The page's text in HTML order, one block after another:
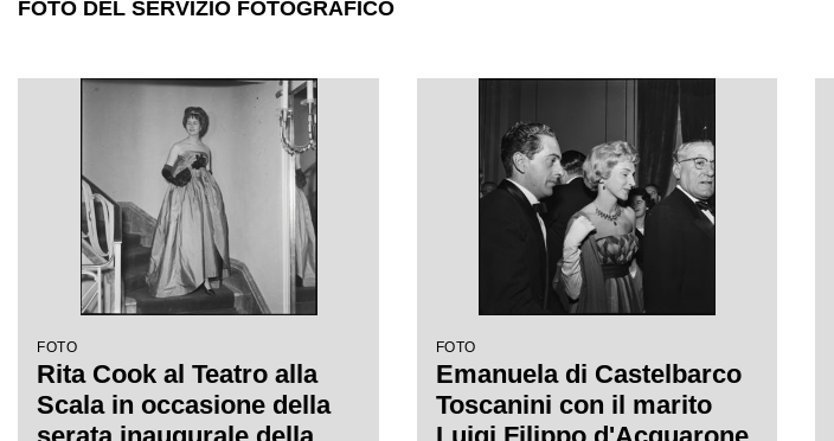
FOTO DEL SERVIZIO FOTOGRAFICO
FOTO
Rita Cook al Teatro alla
Scala in occasione della
FOTO
Emanuela di Castelbarco
Toscanini con il marito